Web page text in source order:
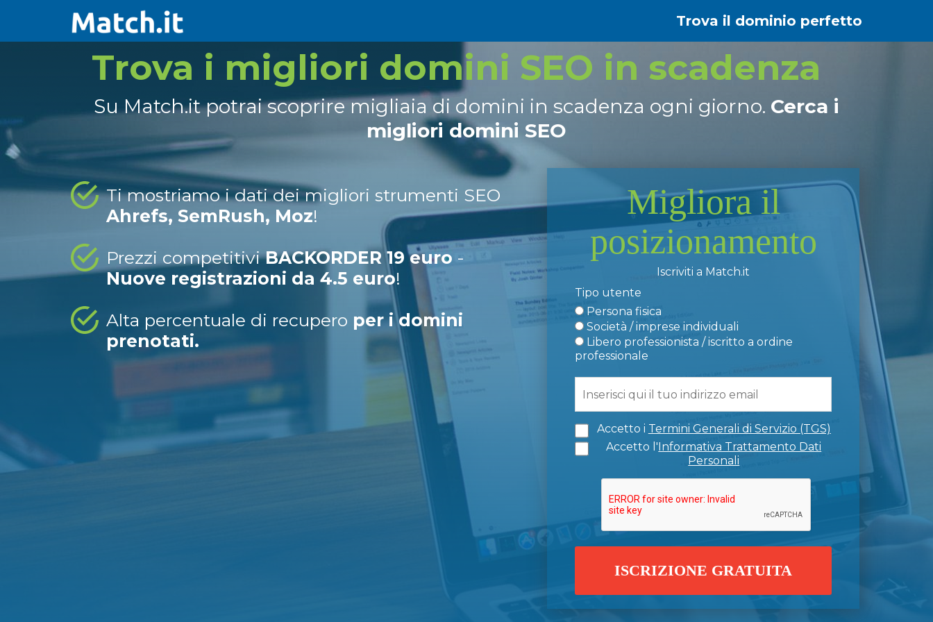
Trova il dominio perfetto
Trova i migliori domini SEO in scadenza
Su Match.it potrai scoprire migliaia di domini in scadenza ogni giorno. Cerca i
migliori domini SEO
Ti mostriamo i dati dei migliori strumenti SEO
Ahrefs, SemRush, Moz!
Prezzi competitiviBACKORDER 19 euro -
Nuove registrazioni da 4.5 euro!
Alta percentuale di recupero per i domini
prenotati.
Migliora il
posizionamento
Iscriviti a Match.it
Tipo utente
Persona fisica
Società / imprese individuali
Libero professionista / iscritto a ordine
professionale
Accetto i Termini Generali di Servizio (TGS)
Accetto l'Informativa Trattamento Dati
Personali